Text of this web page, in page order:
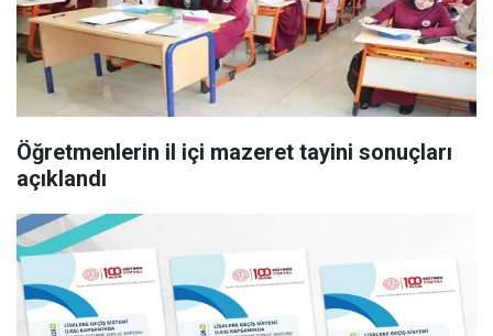
Öğretmenlerin il içi mazeret tayini sonuçları
açıklandı